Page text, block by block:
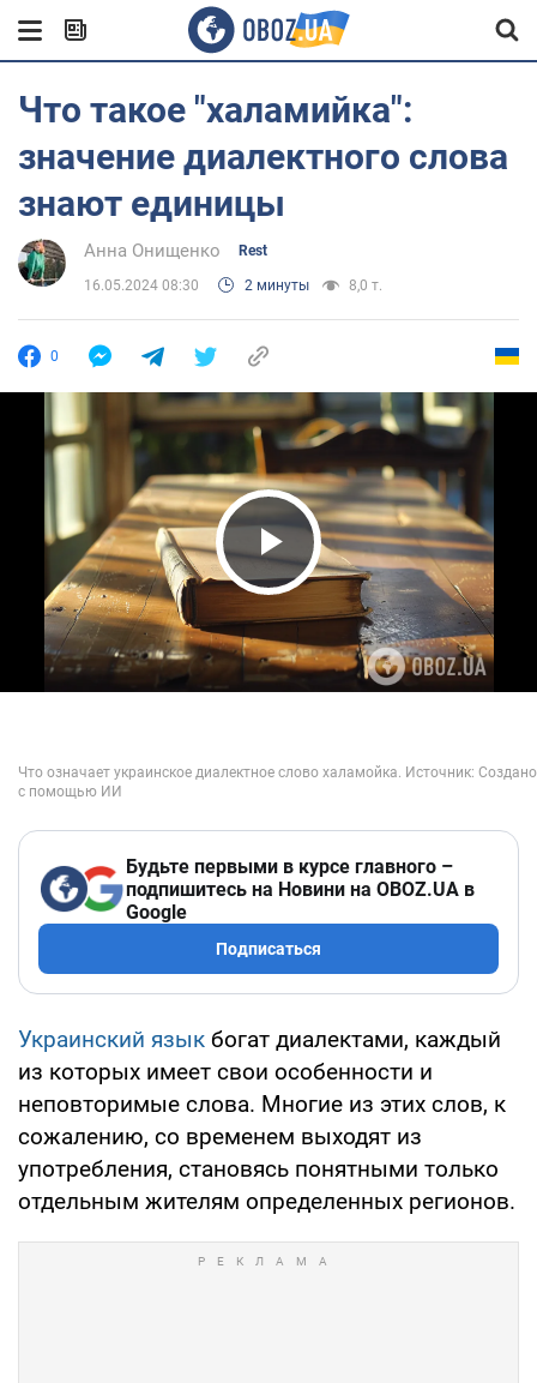
Что такое "халамийка":
значение диалектного слова
знают единицы
Анна Онищенко Rest
16.05.2024 08:30 2 минуты 8,0 т.
0
Play Video
Будьте первыми в курсе главного –
подпишитесь на Новини на OBOZ.UA в
Google
Подписаться
Украинский язык богат диалектами, каждый
из которых имеет свои особенности и
неповторимые слова. Многие из этих слов, к
сожалению, со временем выходят из
употребления, становясь понятными только
отдельным жителям определенных регионов.